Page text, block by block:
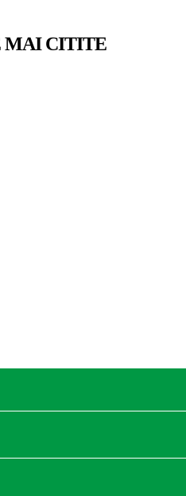
MAI CITITE